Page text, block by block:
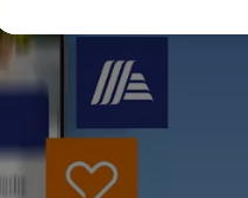
Datenschutzerklärung
Übersicht der